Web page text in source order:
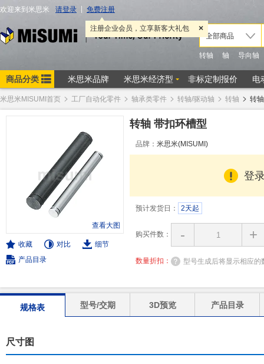
米思米MISUMI首页 工厂自动化零件 轴承类零件 转轴/驱动轴 转轴 转
查看大图
收藏 对比
细节
产品目录
转轴 带扣环槽型
品牌： 米思米(MISUMI)
登
预计发货日： 2天起
购买件数： - +
数量折扣： 型号生成后将显示相应的
规格表 型号/交期 3D预览 产品目录
尺寸图